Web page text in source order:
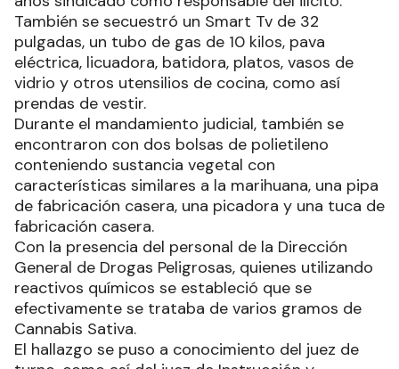
También se secuestró un Smart Tv de 32
pulgadas, un tubo de gas de 10 kilos, pava
eléctrica, licuadora, batidora, platos, vasos de
vidrio y otros utensilios de cocina, como así
prendas de vestir.
Durante el mandamiento judicial, también se
encontraron con dos bolsas de polietileno
conteniendo sustancia vegetal con
características similares a la marihuana, una pipa
de fabricación casera, una picadora y una tuca de
fabricación casera.
Con la presencia del personal de la Dirección
General de Drogas Peligrosas, quienes utilizando
reactivos químicos se estableció que se
efectivamente se trataba de varios gramos de
Cannabis Sativa.
El hallazgo se puso a conocimiento del juez de